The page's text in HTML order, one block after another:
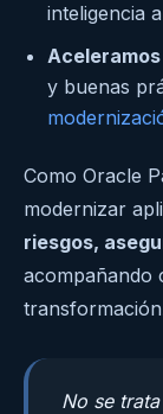
inteligencia
y buenas
Como Oracle
modernizar
riesgos,
acompañando
No se